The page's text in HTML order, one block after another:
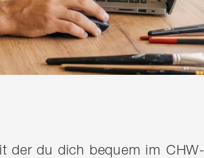
der du dich bequem im CHW-